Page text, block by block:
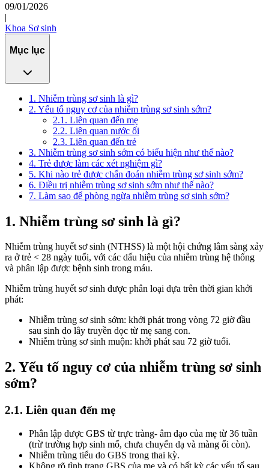
09/01/2026
|
Khoa Sơ sinh
Mục lục
1. Nhiễm trùng sơ sinh là gì?
2. Yếu tố nguy cơ của nhiễm trùng sơ sinh sớm?
2.1. Liên quan đến mẹ
2.2. Liên quan nước ối
2.3. Liên quan đến trẻ
3. Nhiễm trùng sơ sinh sớm có biểu hiện như thế nào?
4. Trẻ được làm các xét nghiệm gì?
5. Khi nào trẻ được chẩn đoán nhiễm trùng sơ sinh sớm?
6. Điều trị nhiễm trùng sơ sinh sớm như thế nào?
7. Làm sao để phòng ngừa nhiễm trùng sơ sinh sớm?
1. Nhiễm trùng sơ sinh là gì?
Nhiễm trùng huyết sơ sinh (NTHSS) là một hội chứng lâm sàng xảy
ra ở trẻ < 28 ngày tuổi, với các dấu hiệu của nhiễm trùng hệ thống
và phân lập được bệnh sinh trong máu.
Nhiễm trùng huyết sơ sinh được phân loại dựa trên thời gian khởi
phát:
Nhiễm trùng sơ sinh sớm: khởi phát trong vòng 72 giờ đầu
sau sinh do lây truyền dọc từ mẹ sang con.
Nhiễm trùng sơ sinh muộn: khởi phát sau 72 giờ tuổi.
2. Yếu tố nguy cơ của nhiễm trùng sơ sinh
sớm?
2.1. Liên quan đến mẹ
Phân lập được GBS từ trực tràng- âm đạo của mẹ từ 36 tuần
(trừ trường hợp sinh mổ, chưa chuyển dạ và màng ối còn).
Nhiễm trùng tiểu do GBS trong thai kỳ.
Không rõ tình trạng GBS của mẹ và có bất kỳ các yếu tố sau